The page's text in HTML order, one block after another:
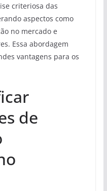
criteriosa das
aspectos como
no mercado e
Essa abordagem
vantagens para os
de